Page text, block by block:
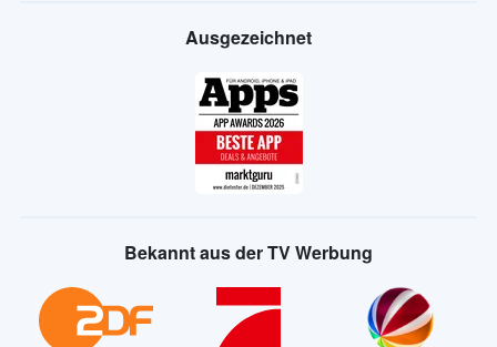
Ausgezeichnet
Bekannt aus der TV Werbung